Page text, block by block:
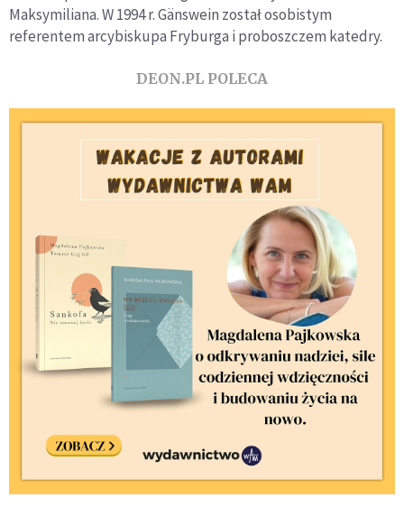
Maksymiliana. W 1994 r. Gänswein został osobistym
referentem arcybiskupa Fryburga i proboszczem katedry.
DEON.PL POLECA